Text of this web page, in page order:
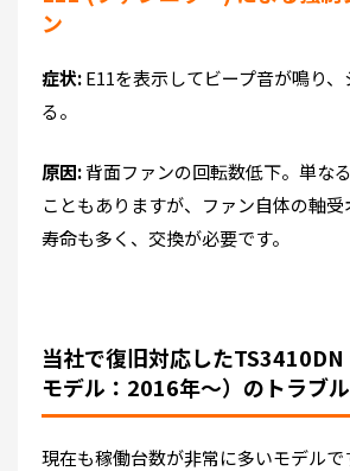
ン
症状:E11を表示してビープ音が鳴り
る。
原因:背面ファンの回転数低下。単な
こともありますが、ファン自体の軸
寿命も多く、交換が必要です。
当社で復旧対応した
モデル：2016年～）のトラブル
現在も稼働台数が非常に多いモデルで